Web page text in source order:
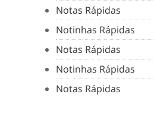
Notas Rápidas
Notinhas Rápidas
Notas Rápidas
Notinhas Rápidas
Notas Rápidas